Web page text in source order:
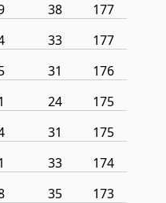
38
177
33
177
31
176
24
175
31
175
33
174
35
173